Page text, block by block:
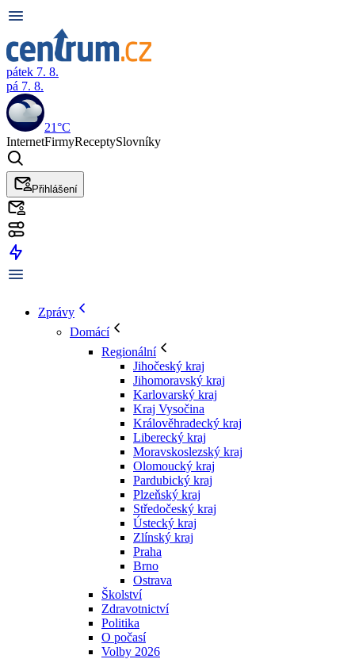
pátek 7. 8.
pá 7. 8.
21°C
InternetFirmyReceptySlovníky
Přihlášení
Zprávy
Domácí
Regionální
Jihočeský kraj
Jihomoravský kraj
Karlovarský kraj
Kraj Vysočina
Králověhradecký kraj
Liberecký kraj
Moravskoslezský kraj
Olomoucký kraj
Pardubický kraj
Plzeňský kraj
Středočeský kraj
Ústecký kraj
Zlínský kraj
Praha
Brno
Ostrava
Školství
Zdravotnictví
Politika
O počasí
Volby 2026